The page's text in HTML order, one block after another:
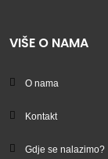
VIŠE O NAMA
O nama
Kontakt
Gdje se nalazimo?